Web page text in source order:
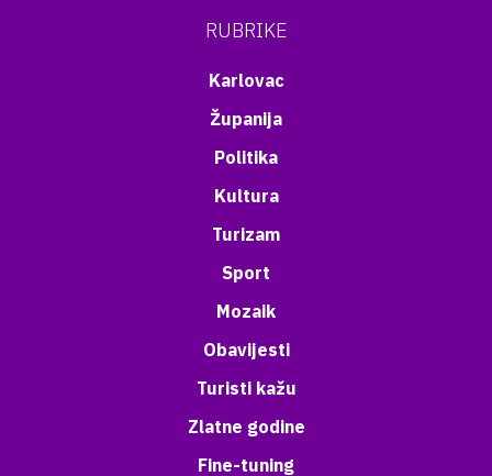
RUBRIKE
Karlovac
Županija
Politika
Kultura
Turizam
Sport
Mozaik
Obavijesti
Turisti kažu
Zlatne godine
Fine-tuning